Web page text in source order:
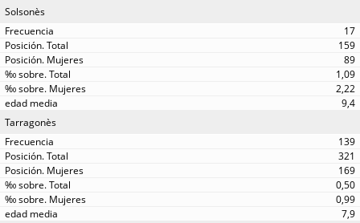
Solsonès
17
159
89
1,09
2,22
9,4
Tarragonès
139
321
169
0,50
0,99
7,9